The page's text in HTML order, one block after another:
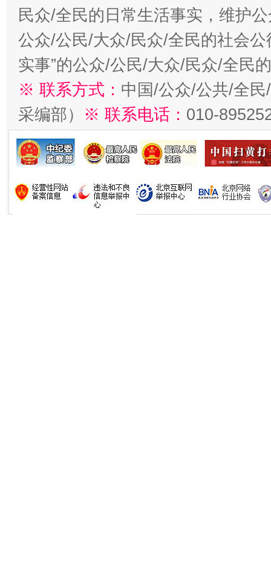
民众/全民的日常生活事实，维护
公众/公民/大众/民众/全民的社会公
实事”的公众/公民/大众/民众/全民
※ 联系方式： 中国/公众/公共/全
采编部） ※ 联系电话： 010-